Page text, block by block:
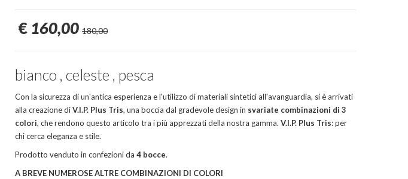
€ 160,00 180,00
bianco , celeste , pesca
Con la sicurezza di un'antica esperienza e l'utilizzo di materiali sintetici all'avanguardia, si è arrivati
alla creazione diV.I.P. Plus Tris, una boccia dal gradevole design in svariate combinazioni di 3
colori, che rendono questo articolo tra i più apprezzati della nostra gamma. V.I.P. Plus Tris: per
chi cerca eleganza e stile.
Prodotto venduto in confezioni da 4 bocce.
A BREVE NUMEROSE ALTRE COMBINAZIONI DI COLORI